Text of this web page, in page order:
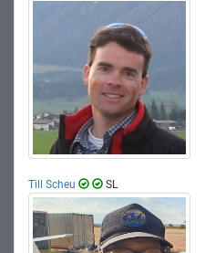
Till Scheu SL